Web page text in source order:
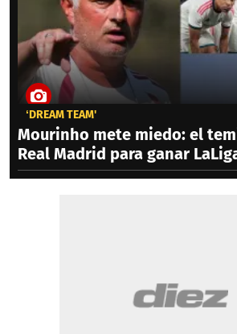
‘DREAM TEAM'
Mourinho mete miedo: el
Real Madrid para ganar